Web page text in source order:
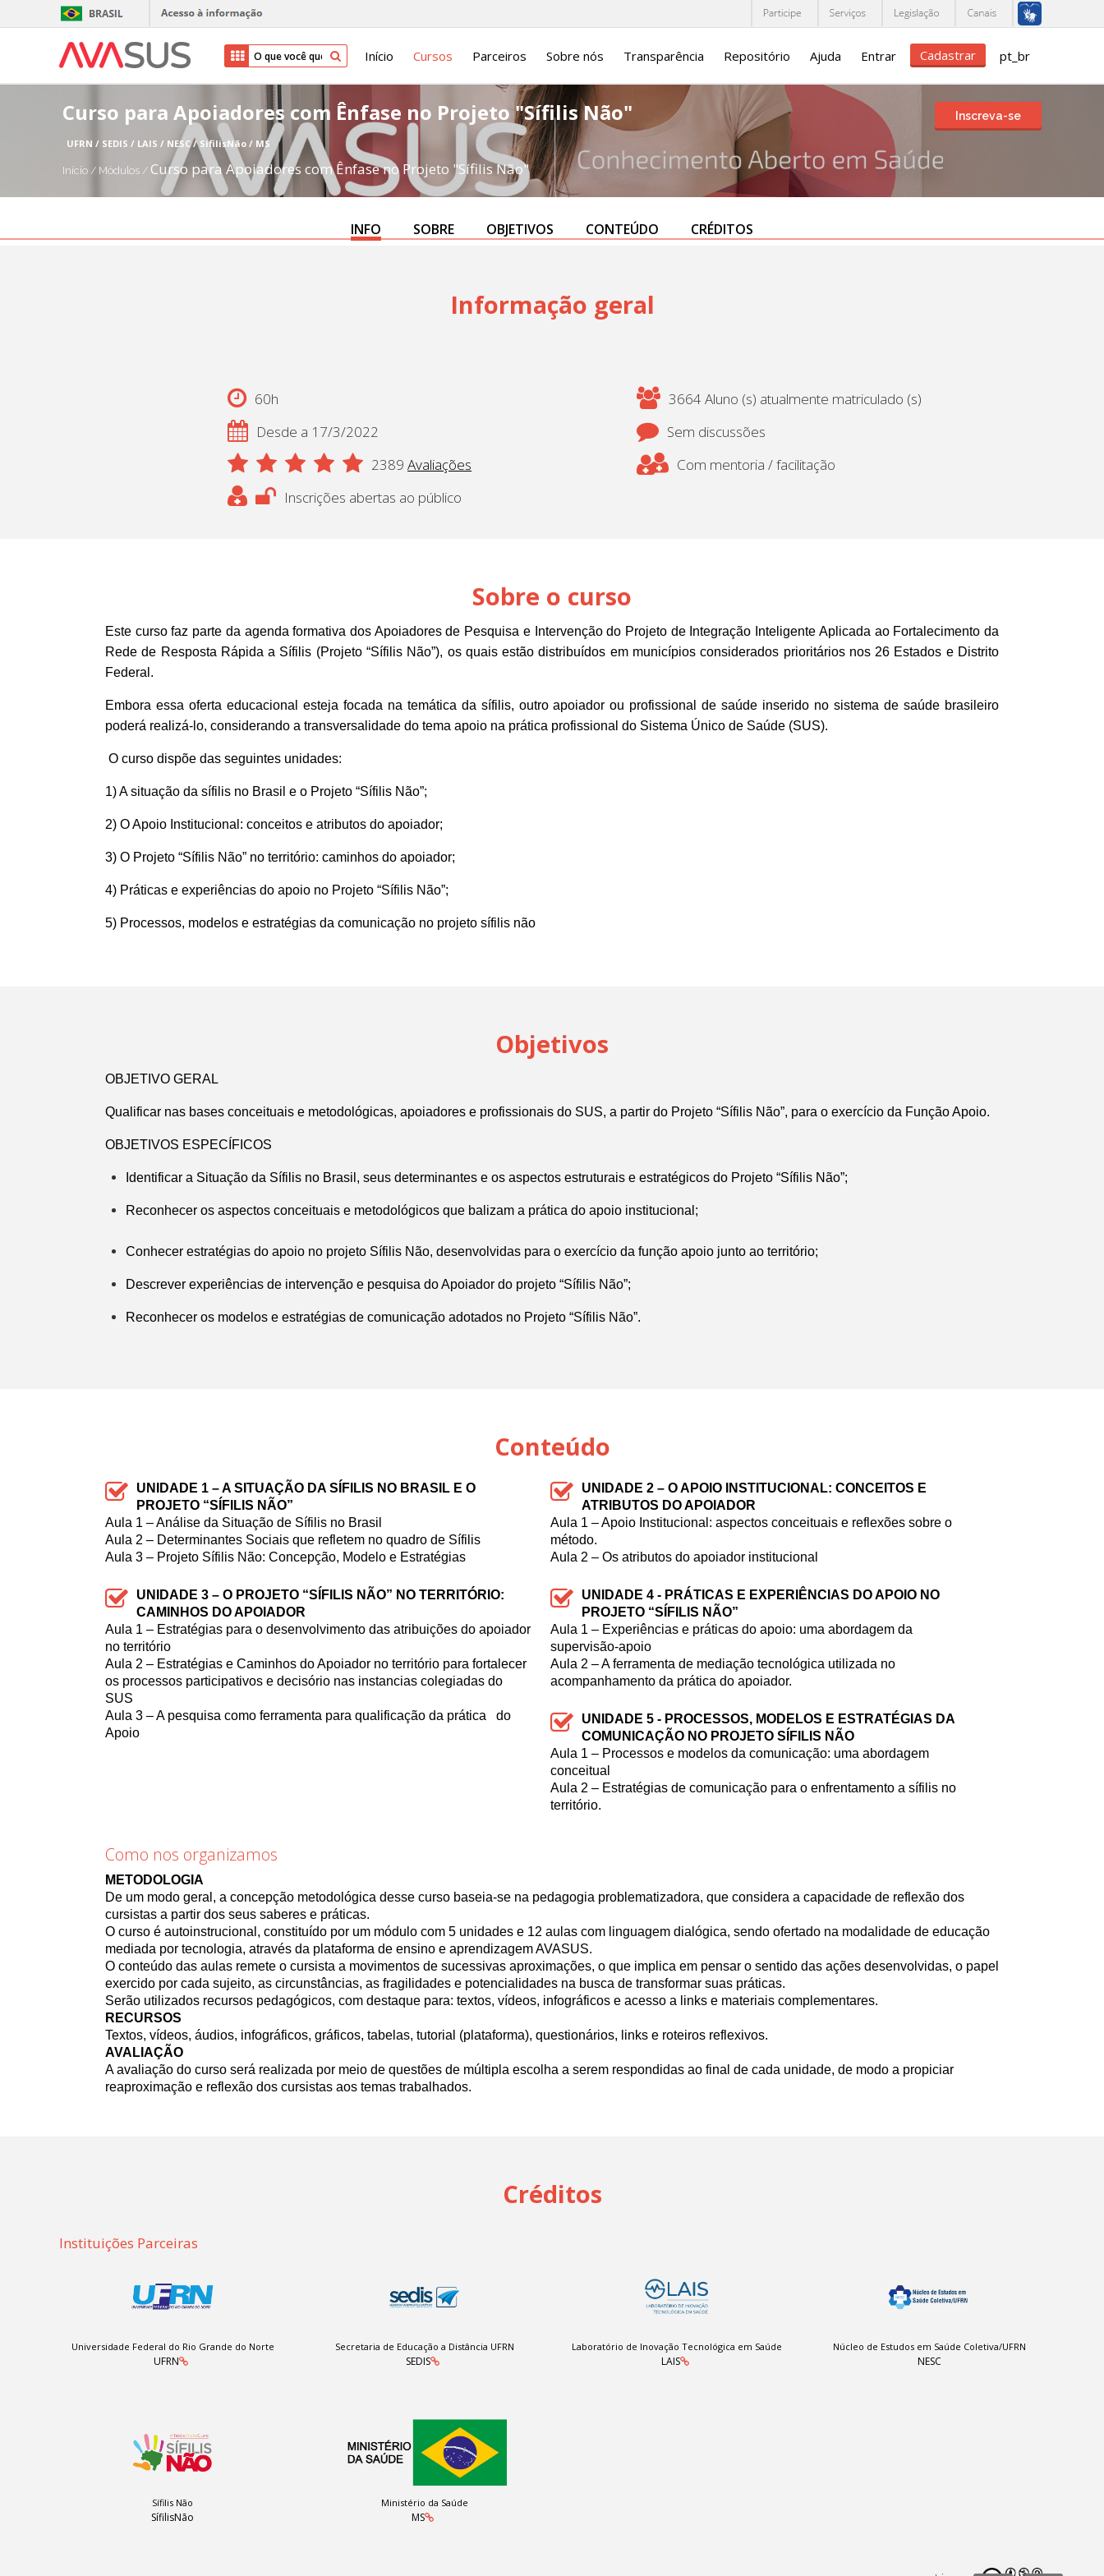
Início Cursos Parceiros Sobre nós Transparência Repositório Ajuda Entrar Cadastrar pt_br
Curso para Apoiadores com Ênfase no Projeto "Sífilis Não"
UFRN / SEDIS / LAIS / NESC / SífilisNão / MS
Início / Módulos/ Curso para Apoiadores com Ênfase no Projeto "Sífilis Não"
Inscreva-se
INFO SOBRE OBJETIVOS CONTEÚDO CRÉDITOS
Informação geral
60h
3664 Aluno (s) atualmente matriculado (s)
Desde a 17/3/2022
Sem discussões
2389 Avaliações
Com mentoria / facilitação
Inscrições abertas ao público
Sobre o curso
Este curso faz parte da agenda formativa dos Apoiadores de Pesquisa e Intervenção do Projeto de Integração Inteligente Aplicada ao Fortalecimento da
Rede de Resposta Rápida a Sífilis (Projeto “Sífilis Não”), os quais estão distribuídos em municípios considerados prioritários nos 26 Estados e Distrito
Federal.
Embora essa oferta educacional esteja focada na temática da sífilis, outro apoiador ou profissional de saúde inserido no sistema de saúde brasileiro
poderá realizá-lo, considerando a transversalidade do tema apoio na prática profissional do Sistema Único de Saúde (SUS).
O curso dispõe das seguintes unidades:
1) A situação da sífilis no Brasil e o Projeto “Sífilis Não”;
2) O Apoio Institucional: conceitos e atributos do apoiador;
3) O Projeto “Sífilis Não” no território: caminhos do apoiador;
4) Práticas e experiências do apoio no Projeto “Sífilis Não”;
5) Processos, modelos e estratégias da comunicação no projeto sífilis não
Objetivos
OBJETIVO GERAL
Qualificar nas bases conceituais e metodológicas, apoiadores e profissionais do SUS, a partir do Projeto “Sífilis Não”, para o exercício da Função Apoio.
OBJETIVOS ESPECÍFICOS
Identificar a Situação da Sífilis no Brasil, seus determinantes e os aspectos estruturais e estratégicos do Projeto “Sífilis Não”;
Reconhecer os aspectos conceituais e metodológicos que balizam a prática do apoio institucional;
Conhecer estratégias do apoio no projeto Sífilis Não, desenvolvidas para o exercício da função apoio junto ao território;
Descrever experiências de intervenção e pesquisa do Apoiador do projeto “Sífilis Não”;
Reconhecer os modelos e estratégias de comunicação adotados no Projeto “Sífilis Não”.
Conteúdo
UNIDADE 1 – A SITUAÇÃO DA SÍFILIS NO BRASIL E O
PROJETO “SÍFILIS NÃO”
Aula 1 – Análise da Situação de Sífilis no Brasil
Aula 2 – Determinantes Sociais que refletem no quadro de Sífilis
Aula 3 – Projeto Sífilis Não: Concepção, Modelo e Estratégias
UNIDADE 2 – O APOIO INSTITUCIONAL: CONCEITOS E
ATRIBUTOS DO APOIADOR
Aula 1 – Apoio Institucional: aspectos conceituais e reflexões sobre o
método.
Aula 2 – Os atributos do apoiador institucional
UNIDADE 3 – O PROJETO “SÍFILIS NÃO” NO TERRITÓRIO:
CAMINHOS DO APOIADOR
Aula 1 – Estratégias para o desenvolvimento das atribuições do apoiador
no território
Aula 2 – Estratégias e Caminhos do Apoiador no território para fortalecer
os processos participativos e decisório nas instancias colegiadas do
SUS
Aula 3 – A pesquisa como ferramenta para qualificação da prática do
Apoio
UNIDADE 4 - PRÁTICAS E EXPERIÊNCIAS DO APOIO NO
PROJETO “SÍFILIS NÃO”
Aula 1 – Experiências e práticas do apoio: uma abordagem da
supervisão-apoio
Aula 2 – A ferramenta de mediação tecnológica utilizada no
acompanhamento da prática do apoiador.
UNIDADE 5 - PROCESSOS, MODELOS E ESTRATÉGIAS DA
COMUNICAÇÃO NO PROJETO SÍFILIS NÃO
Aula 1 – Processos e modelos da comunicação: uma abordagem
conceitual
Aula 2 – Estratégias de comunicação para o enfrentamento a sífilis no
território.
Como nos organizamos
METODOLOGIA
De um modo geral, a concepção metodológica desse curso baseia-se na pedagogia problematizadora, que considera a capacidade de reflexão dos
cursistas a partir dos seus saberes e práticas.
O curso é autoinstrucional, constituído por um módulo com 5 unidades e 12 aulas com linguagem dialógica, sendo ofertado na modalidade de educação
mediada por tecnologia, através da plataforma de ensino e aprendizagem AVASUS.
O conteúdo das aulas remete o cursista a movimentos de sucessivas aproximações, o que implica em pensar o sentido das ações desenvolvidas, o papel
exercido por cada sujeito, as circunstâncias, as fragilidades e potencialidades na busca de transformar suas práticas.
Serão utilizados recursos pedagógicos, com destaque para: textos, vídeos, infográficos e acesso a links e materiais complementares.
RECURSOS
Textos, vídeos, áudios, infográficos, gráficos, tabelas, tutorial (plataforma), questionários, links e roteiros reflexivos.
AVALIAÇÃO
A avaliação do curso será realizada por meio de questões de múltipla escolha a serem respondidas ao final de cada unidade, de modo a propiciar
reaproximação e reflexão dos cursistas aos temas trabalhados.
Créditos
Instituições Parceiras
Universidade Federal do Rio Grande do Norte
UFRN
Secretaria de Educação a Distância UFRN
SEDIS
Laboratório de Inovação Tecnológica em Saúde
LAIS
Núcleo de Estudos em Saúde Coletiva/UFRN
NESC
Sífilis Não
SífilisNão
Ministério da Saúde
MS